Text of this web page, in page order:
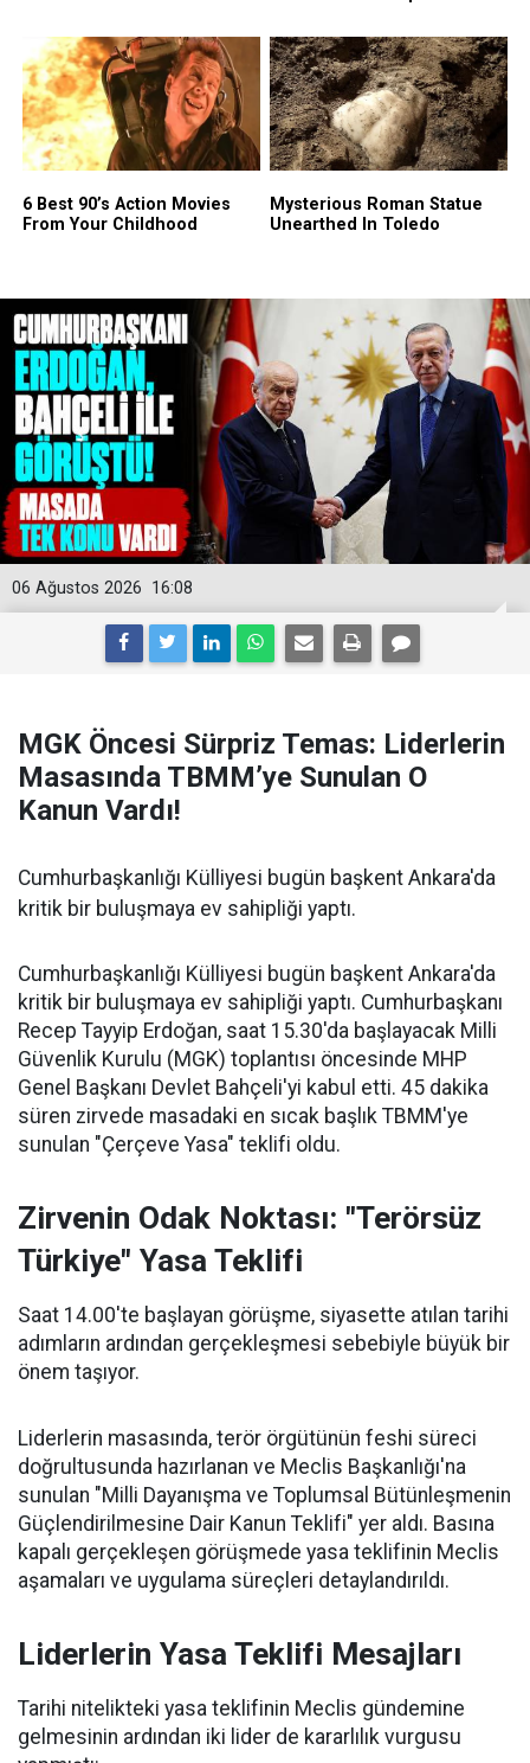
16:08
06 Ağustos 2026
MGK Öncesi Sürpriz Temas: Liderlerin
Masasında TBMM’ye Sunulan O
Kanun Vardı!
Cumhurbaşkanlığı Külliyesi bugün başkent Ankara'da
kritik bir buluşmaya ev sahipliği yaptı.
Cumhurbaşkanlığı Külliyesi bugün başkent Ankara'da
kritik bir buluşmaya ev sahipliği yaptı. Cumhurbaşkanı
Recep Tayyip Erdoğan, saat 15.30'da başlayacak Milli
Güvenlik Kurulu (MGK) toplantısı öncesinde MHP
Genel Başkanı Devlet Bahçeli'yi kabul etti. 45 dakika
süren zirvede masadaki en sıcak başlık TBMM'ye
sunulan "Çerçeve Yasa" teklifi oldu.
Zirvenin Odak Noktası: "Terörsüz
Türkiye" Yasa Teklifi
Saat 14.00'te başlayan görüşme, siyasette atılan tarihi
adımların ardından gerçekleşmesi sebebiyle büyük bir
önem taşıyor.
Liderlerin masasında, terör örgütünün feshi süreci
doğrultusunda hazırlanan ve Meclis Başkanlığı'na
sunulan "Milli Dayanışma ve Toplumsal Bütünleşmenin
Güçlendirilmesine Dair Kanun Teklifi" yer aldı. Basına
kapalı gerçekleşen görüşmede yasa teklifinin Meclis
aşamaları ve uygulama süreçleri detaylandırıldı.
Liderlerin Yasa Teklifi Mesajları
Tarihi nitelikteki yasa teklifinin Meclis gündemine
gelmesinin ardından iki lider de kararlılık vurgusu